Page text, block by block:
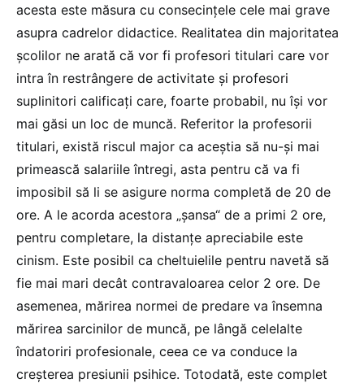
acesta este măsura cu consecințele cele mai grave
asupra cadrelor didactice. Realitatea din majoritatea
școlilor ne arată că vor fi profesori titulari care vor
intra în restrângere de activitate și profesori
suplinitori calificați care, foarte probabil, nu își vor
mai găsi un loc de muncă. Referitor la profesorii
titulari, există riscul major ca aceștia să nu-și mai
primească salariile întregi, asta pentru că va fi
imposibil să li se asigure norma completă de 20 de
ore. A le acorda acestora „șansa“ de a primi 2 ore,
pentru completare, la distanțe apreciabile este
cinism. Este posibil ca cheltuielile pentru navetă să
fie mai mari decât contravaloarea celor 2 ore. De
asemenea, mărirea normei de predare va însemna
mărirea sarcinilor de muncă, pe lângă celelalte
îndatoriri profesionale, ceea ce va conduce la
creșterea presiunii psihice. Totodată, este complet